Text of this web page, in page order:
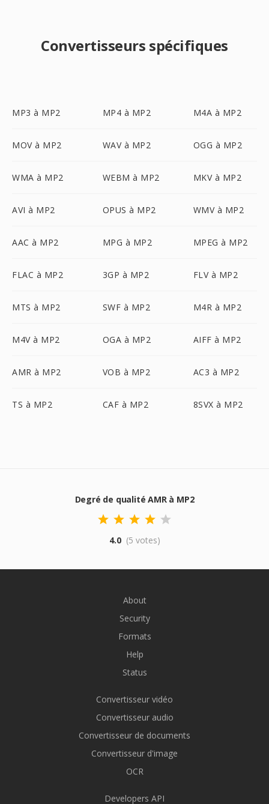
Convertisseurs spécifiques
MP3 à MP2 MP4 à MP2 M4A à MP2
MOV à MP2 WAV à MP2 OGG à MP2
WMA à MP2 WEBM à MP2 MKV à MP2
AVI à MP2 OPUS à MP2 WMV à MP2
AAC à MP2 MPG à MP2 MPEG à MP2
FLAC à MP2 3GP à MP2 FLV à MP2
MTS à MP2 SWF à MP2 M4R à MP2
M4V à MP2 OGA à MP2 AIFF à MP2
AMR à MP2 VOB à MP2 AC3 à MP2
TS à MP2 CAF à MP2 8SVX à MP2
Degré de qualité AMR à MP2
4.0 (5 votes)
About
Security
Formats
Help
Status
Convertisseur vidéo
Convertisseur audio
Convertisseur de documents
Convertisseur d'image
OCR
Developers API